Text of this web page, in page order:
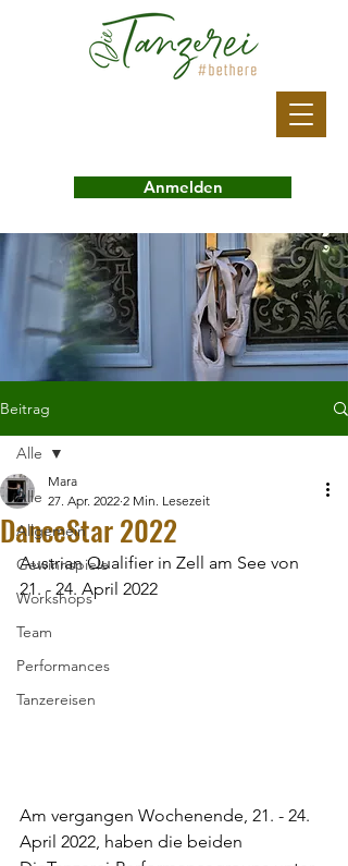
Anmelden
Beitrag
Alle
Allgemein
Gewinnspiele
Workshops
Team
Performances
Tanzereisen
Alle
DanceStar 2022
Mara
27. Apr. 2022 2 Min. Lesezeit
Austrian Qualifier in Zell am See von
21. - 24. April 2022
Am vergangen Wochenende, 21. - 24.
April 2022, haben die beiden